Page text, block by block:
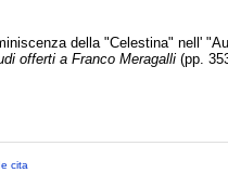
della "Celestina" nell'
offerti a Franco Meragalli(pp.
cita